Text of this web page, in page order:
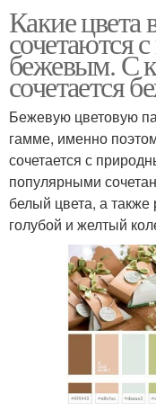
Какие цвета
сочетаются
бежевым. С
сочетается
Бежевую цветовую
гамме, именно
сочетается с
популярными
белый цвета, а
голубой и желтый